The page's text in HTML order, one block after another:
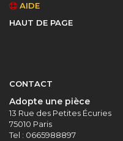
AIDE
HAUT DE PAGE
CONTACT
Adopte une pièce
13 Rue des Petites Écuries
75010 Paris
Tel : 0665988897